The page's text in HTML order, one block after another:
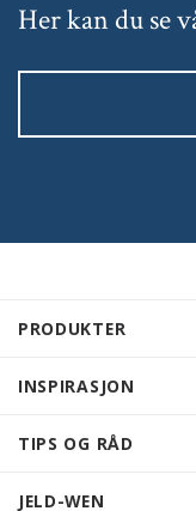
PRODUKTER
INSPIRASJON
TIPS OG RÅD
JELD-WEN
Her kan du se